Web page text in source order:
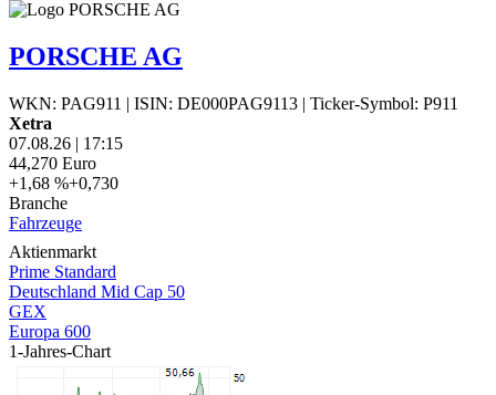
PORSCHE AG
WKN: PAG911 | ISIN: DE000PAG9113 | Ticker-Symbol: P911
Xetra
07.08.26 | 17:15
44,270 Euro
+1,68 %+0,730
Branche
Fahrzeuge
Aktienmarkt
Prime Standard
Deutschland Mid Cap 50
GEX
Europa 600
1-Jahres-Chart